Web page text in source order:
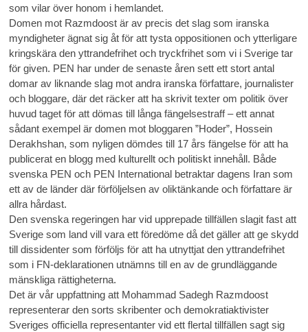
som vilar över honom i hemlandet.
Domen mot Razmdoost är av precis det slag som iranska
myndigheter ägnat sig åt för att tysta oppositionen och ytterligare
kringskära den yttrandefrihet och tryckfrihet som vi i Sverige tar
för given. PEN har under de senaste åren sett ett stort antal
domar av liknande slag mot andra iranska författare, journalister
och bloggare, där det räcker att ha skrivit texter om politik över
huvud taget för att dömas till långa fängelsestraff – ett annat
sådant exempel är domen mot bloggaren ”Hoder”, Hossein
Derakhshan, som nyligen dömdes till 17 års fängelse för att ha
publicerat en blogg med kulturellt och politiskt innehåll. Både
svenska PEN och PEN International betraktar dagens Iran som
ett av de länder där förföljelsen av oliktänkande och författare är
allra hårdast.
Den svenska regeringen har vid upprepade tillfällen slagit fast att
Sverige som land vill vara ett föredöme då det gäller att ge skydd
till dissidenter som förföljs för att ha utnyttjat den yttrandefrihet
som i FN-deklarationen utnämns till en av de grundläggande
mänskliga rättigheterna.
Det är vår uppfattning att Mohammad Sadegh Razmdoost
representerar den sorts skribenter och demokratiaktivister
Sveriges officiella representanter vid ett flertal tillfällen sagt sig